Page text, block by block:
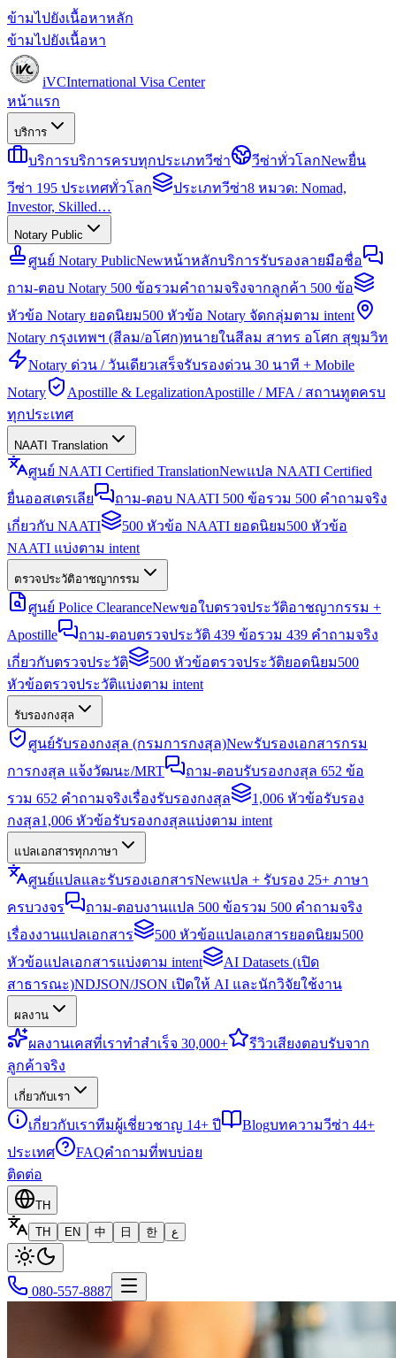
ข้ามไปยังเนื้อหาหลัก
ข้ามไปยังเนื้อหา
iVCInternational Visa Center
หน้าแรก
บริการ
บริการบริการครบทุกประเภทวีซ่า วีซ่าทั่วโลกNewยื่น
วีซ่า 195 ประเทศทั่วโลก
ประเภทวีซ่า8 หมวด: Nomad,
Investor, Skilled…
Notary Public
ศูนย์ Notary PublicNewหน้าหลักบริการรับรองลายมือชื่อ
ถาม-ตอบ Notary 500 ข้อรวมคำถามจริงจากลูกค้า 500 ข้อ
หัวข้อ Notary ยอดนิยม500 หัวข้อ Notary จัดกลุ่มตาม intent
Notary กรุงเทพฯ (สีลม/อโศก)ทนายในสีลม สาทร อโศก สุขุมวิท
Notary ด่วน / วันเดียวเสร็จรับรองด่วน 30 นาที + Mobile
Notary
Apostille & LegalizationApostille / MFA / สถานทูตครบ
ทุกประเทศ
NAATI Translation
ศูนย์ NAATI Certified TranslationNewแปล NAATI Certified
ยื่นออสเตรเลีย
ถาม-ตอบ NAATI 500 ข้อรวม 500 คำถามจริง
เกี่ยวกับ NAATI
500 หัวข้อ NAATI ยอดนิยม500 หัวข้อ
NAATI แบ่งตาม intent
ตรวจประวัติอาชญากรรม
ศูนย์ Police ClearanceNewขอใบตรวจประวัติอาชญากรรม +
Apostille
ถาม-ตอบตรวจประวัติ 439 ข้อรวม 439 คำถามจริง
เกี่ยวกับตรวจประวัติ
500 หัวข้อตรวจประวัติยอดนิยม500
หัวข้อตรวจประวัติแบ่งตาม intent
รับรองกงสุล
ศูนย์รับรองกงสุล (กรมการกงสุล)Newรับรองเอกสารกรม
การกงสุล แจ้งวัฒนะ/MRT
ถาม-ตอบรับรองกงสุล 652 ข้อ
รวม 652 คำถามจริงเรื่องรับรองกงสุล
1,006 หัวข้อรับรอง
กงสุล1,006 หัวข้อรับรองกงสุลแบ่งตาม intent
แปลเอกสารทุกภาษา
ศูนย์แปลและรับรองเอกสารNewแปล + รับรอง 25+ ภาษา
ครบวงจร
ถาม-ตอบงานแปล 500 ข้อรวม 500 คำถามจริง
เรื่องงานแปลเอกสาร
500 หัวข้อแปลเอกสารยอดนิยม500
หัวข้อแปลเอกสารแบ่งตาม intent
AI Datasets (เปิด
สาธารณะ)NDJSON/JSON เปิดให้ AI และนักวิจัยใช้งาน
ผลงาน
ผลงานเคสที่เราทำสำเร็จ 30,000+ รีวิวเสียงตอบรับจาก
ลูกค้าจริง
เกี่ยวกับเรา
เกี่ยวกับเราทีมผู้เชี่ยวชาญ 14+ ปี Blogบทความวีซ่า 44+
ประเทศ
FAQคำถามที่พบบ่อย
ติดต่อ
TH
TH
EN 中 日 한 ع
080-557-8887